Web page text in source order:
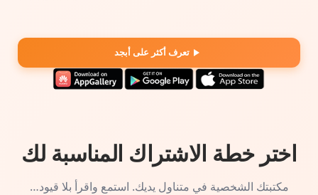
تعرف أكثر على أبجد
اختر خطة الاشتراك المناسبة لك
مكتبتك الشخصية في متناول يديك. استمع واقرأ بلا قيود…